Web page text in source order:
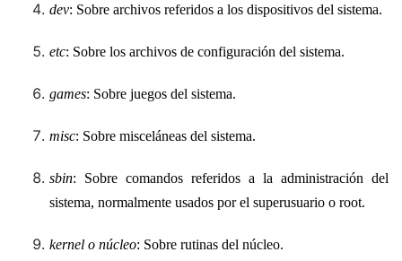
dev: Sobre archivos referidos a los dispositivos del sistema.
etc: Sobre los archivos de configuración del sistema.
games: Sobre juegos del sistema.
misc: Sobre misceláneas del sistema.
sbin: Sobre comandos referidos a la administración del
sistema, normalmente usados por el superusuario o root.
kernel o núcleo: Sobre rutinas del núcleo.